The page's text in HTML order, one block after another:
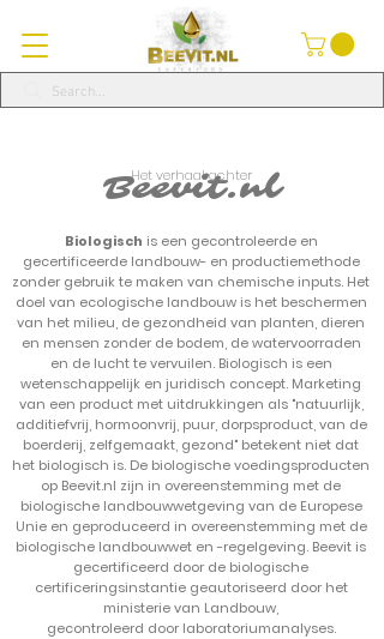
Beevit.nl
Het verhaal achter
Biologisch is een gecontroleerde en
gecertificeerde landbouw- en productiemethode
zonder gebruik te maken van chemische inputs. Het
doel van ecologische landbouw is het beschermen
van het milieu, de gezondheid van planten, dieren
en mensen zonder de bodem, de watervoorraden
en de lucht te vervuilen. Biologisch is een
wetenschappelijk en juridisch concept. Marketing
van een product met uitdrukkingen als "natuurlijk,
additiefvrij, hormoonvrij, puur, dorpsproduct, van de
boerderij, zelfgemaakt, gezond" betekent niet dat
het biologisch is. De biologische voedingsproducten
op Beevit.nl zijn in overeenstemming met de
biologische landbouwwetgeving van de Europese
Unie en geproduceerd in overeenstemming met de
biologische landbouwwet en -regelgeving. Beevit is
gecertificeerd door de biologische
certificeringsinstantie geautoriseerd door het
ministerie van Landbouw,
gecontroleerd door laboratoriumanalyses.